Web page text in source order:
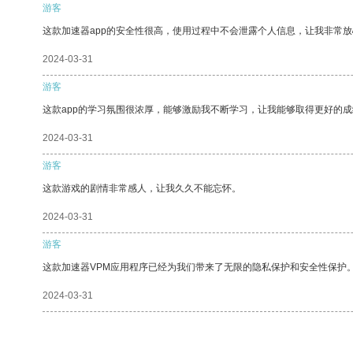
游客
这款加速器app的安全性很高，使用过程中不会泄露个人信息，让我非常放
2024-03-31
游客
这款app的学习氛围很浓厚，能够激励我不断学习，让我能够取得更好的成
2024-03-31
游客
这款游戏的剧情非常感人，让我久久不能忘怀。
2024-03-31
游客
这款加速器VPM应用程序已经为我们带来了无限的隐私保护和安全性保护。
2024-03-31